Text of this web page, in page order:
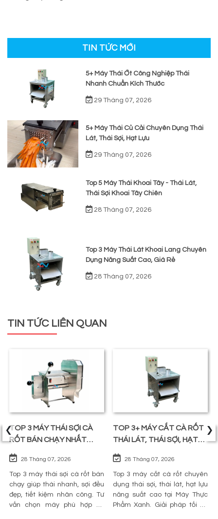
TIN TỨC MỚI
5+ Máy Thái Ớt Công Nghiệp Thái
Nhanh Chuẩn Kích Thước
29 Tháng 07, 2026
5+ Máy Thái Củ Cải Chuyên Dụng Thái
Lát, Thái Sợi, Hạt Lựu
29 Tháng 07, 2026
Top 5 Máy Thái Khoai Tây - Thái Lát,
Thái Sợi Khoai Tây Chiên
28 Tháng 07, 2026
Top 3 Máy Thái Lát Khoai Lang Chuyên
Dụng Năng Suất Cao, Giá Rẻ
28 Tháng 07, 2026
TIN TỨC LIÊN QUAN
TOP 3 MÁY THÁI SỢI CÀ
RỐT BÁN CHẠY NHẤT
28 Tháng 07, 2026
Top 3 máy thái sợi cà rốt bán
chạy giúp thái nhanh, sợi đều
đẹp, tiết kiệm nhân công. Tư
vấn chọn máy phù hợp và
TOP 3+ MÁY CẮT CÀ RỐT
THÁI LÁT, THÁI SỢI, HẠT
28 Tháng 07, 2026
Top 3 máy cắt cà rốt chuyên
dụng thái sợi, thái lát, hạt lựu
năng suất cao tại Máy Thực
Phẩm Xanh. Giải pháp tối ưu
‹ ›